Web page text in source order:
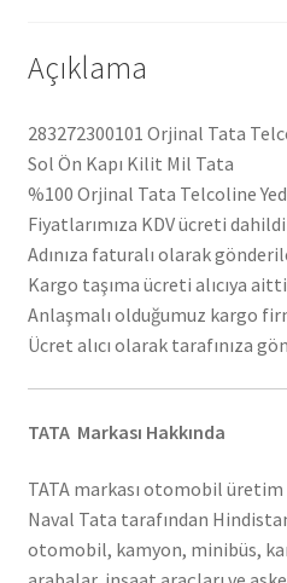
Açıklama
283272300101 Orjinal Tata
Sol Ön Kapı Kilit Mil Tata
%100 Orjinal Tata Telcoline
Fiyatlarımıza KDV ücreti
Adınıza faturalı olarak
Kargo taşıma ücreti alıcıya
Anlaşmalı olduğumuz kargo
Ücret alıcı olarak tarafınıza
TATA Markası Hakkında
TATA markası otomobil üretim
Naval Tata tarafından
otomobil, kamyon, minibüs,